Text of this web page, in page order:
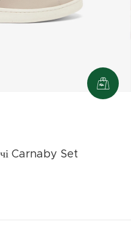
Carnaby Set